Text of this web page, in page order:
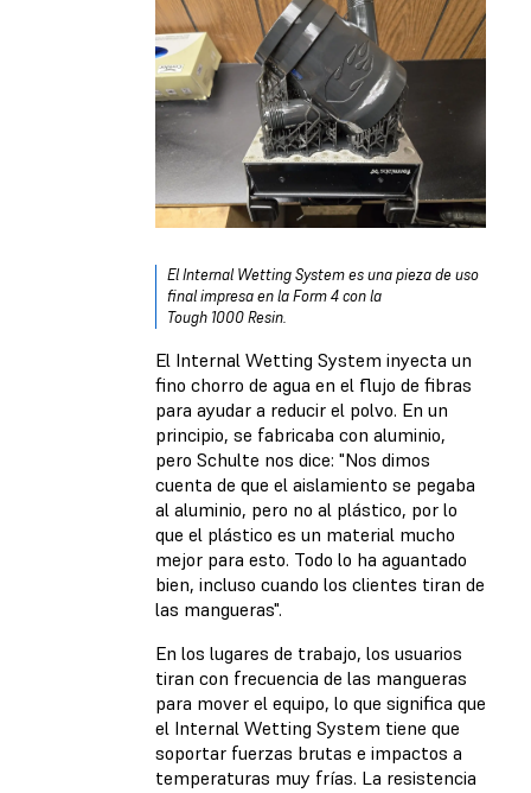
El Internal Wetting System es una pieza de uso
final impresa en la Form 4 con la
Tough 1000 Resin.
El Internal Wetting System inyecta un
fino chorro de agua en el flujo de fibras
para ayudar a reducir el polvo. En un
principio, se fabricaba con aluminio,
pero Schulte nos dice: "Nos dimos
cuenta de que el aislamiento se pegaba
al aluminio, pero no al plástico, por lo
que el plástico es un material mucho
mejor para esto. Todo lo ha aguantado
bien, incluso cuando los clientes tiran de
las mangueras".
En los lugares de trabajo, los usuarios
tiran con frecuencia de las mangueras
para mover el equipo, lo que significa que
el Internal Wetting System tiene que
soportar fuerzas brutas e impactos a
temperaturas muy frías. La resistencia